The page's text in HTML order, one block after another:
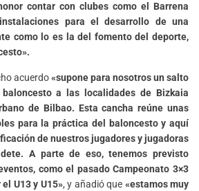
contar con clubes como el Barrena
para el desarrollo de una
como lo es la del fomento del deporte,
acuerdo«supone para nosotros un salto
a las localidades de Bizkaia
de Bilbao. Esta cancha reúne unas
para la práctica del baloncesto y aquí
de nuestros jugadores y jugadoras
A parte de eso, tenemos previsto
como el pasado Campeonato 3×3
U13 y U15», y añadió que «estamos muy